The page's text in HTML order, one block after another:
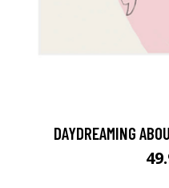
DAYDREAMING